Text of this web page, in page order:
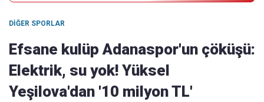
DIĞER SPORLAR
Efsane kulüp Adanaspor'un çöküşü:
Elektrik, su yok! Yüksel
Yeşilova'dan '10 milyon TL'